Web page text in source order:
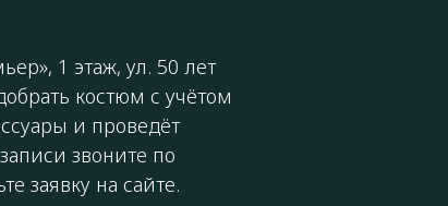
1 этаж, ул. 50 лет
костюм с учётом
и проведёт
звоните по
заявку на сайте.